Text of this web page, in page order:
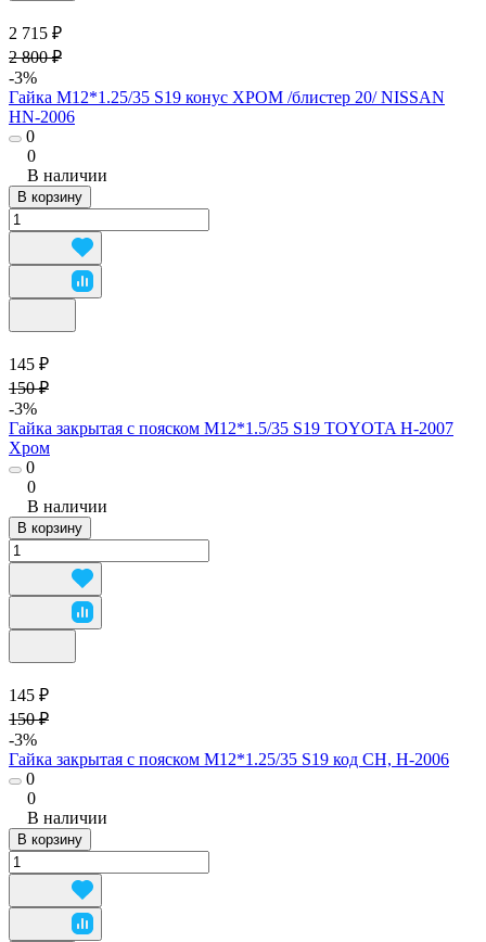
2 715 ₽
2 800 ₽
-3%
Гайка М12*1.25/35 S19 конус ХРОМ /блистер 20/ NISSAN
HN-2006
0
0
В наличии
В корзину
145 ₽
150 ₽
-3%
Гайка закрытая с пояском М12*1.5/35 S19 TOYOTA H-2007
Хром
0
0
В наличии
В корзину
145 ₽
150 ₽
-3%
Гайка закрытая с пояском М12*1.25/35 S19 код CH, H-2006
0
0
В наличии
В корзину